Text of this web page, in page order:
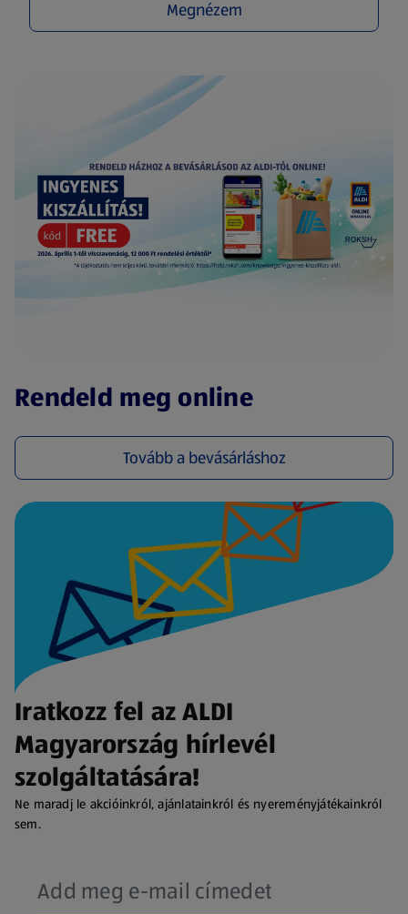
Megnézem
Rendeld meg online
Tovább a bevásárláshoz
(új oldalon nyílik meg)
Iratkozz fel az ALDI
Magyarország hírlevél
szolgáltatására!
Ne maradj le akcióinkról, ajánlatainkról és nyereményjátékainkról
sem.